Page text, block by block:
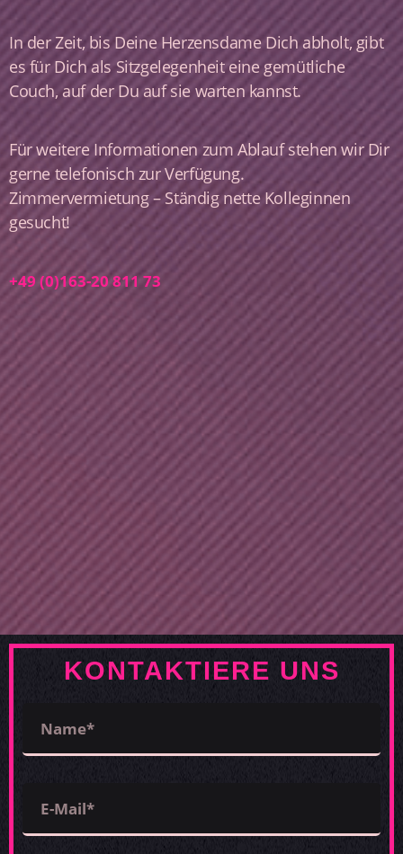
In der Zeit, bis Deine Herzensdame Dich abholt, gibt
es für Dich als Sitzgelegenheit eine gemütliche
Couch, auf der Du auf sie warten kannst.
Für weitere Informationen zum Ablauf stehen wir Dir
gerne telefonisch zur Verfügung.
Zimmervermietung – Ständig nette Kolleginnen
gesucht!
+49 (0)163-20 811 73
KONTAKTIERE UNS